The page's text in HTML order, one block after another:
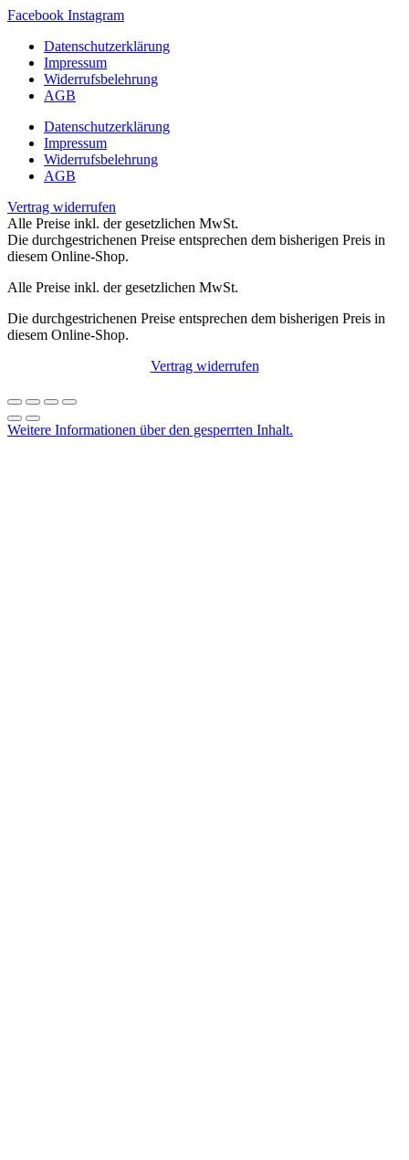
Facebook Instagram
Datenschutzerklärung
Impressum
Widerrufsbelehrung
AGB
Datenschutzerklärung
Impressum
Widerrufsbelehrung
AGB
Vertrag widerrufen
Alle Preise inkl. der gesetzlichen MwSt.
Die durchgestrichenen Preise entsprechen dem bisherigen Preis in
diesem Online-Shop.
Alle Preise inkl. der gesetzlichen MwSt.
Die durchgestrichenen Preise entsprechen dem bisherigen Preis in
diesem Online-Shop.
Vertrag widerrufen
Weitere Informationen über den gesperrten Inhalt.